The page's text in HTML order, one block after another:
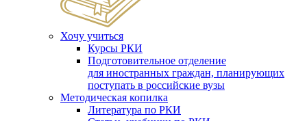
Хочу учиться
Курсы РКИ
Подготовительное отделение
для иностранных граждан, планирующих
поступать в российские вузы
Методическая копилка
Литература по РКИ